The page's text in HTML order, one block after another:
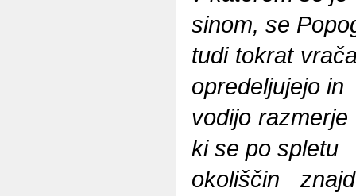
sinom, se
tudi tokrat
opredeljujejo in
vodijo
ki se po spletu
okoliščin